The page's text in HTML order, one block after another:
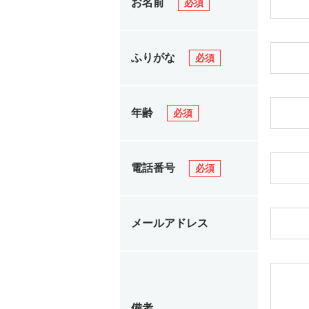
お名前 必須
ふりがな 必須
年齢 必須
電話番号 必須
メールアドレス